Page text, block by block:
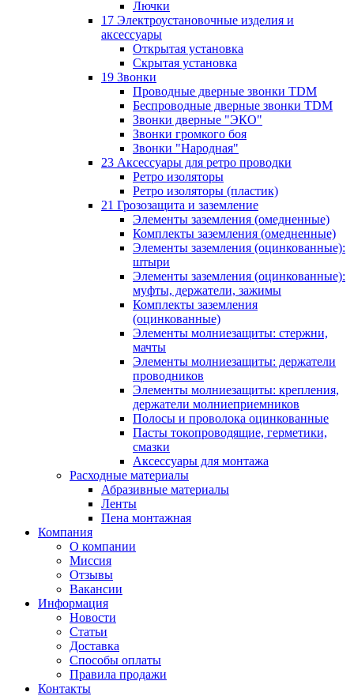
Лючки
17 Электроустановочные изделия и
аксессуары
Открытая установка
Скрытая установка
19 Звонки
Проводные дверные звонки TDM
Беспроводные дверные звонки TDM
Звонки дверные "ЭКО"
Звонки громкого боя
Звонки "Народная"
23 Аксессуары для ретро проводки
Ретро изоляторы
Ретро изоляторы (пластик)
21 Грозозащита и заземление
Элементы заземления (омедненные)
Комплекты заземления (омедненные)
Элементы заземления (оцинкованные):
штыри
Элементы заземления (оцинкованные):
муфты, держатели, зажимы
Комплекты заземления
(оцинкованные)
Элементы молниезащиты: стержни,
мачты
Элементы молниезащиты: держатели
проводников
Элементы молниезащиты: крепления,
держатели молниеприемников
Полосы и проволока оцинкованные
Пасты токопроводящие, герметики,
смазки
Аксессуары для монтажа
Расходные материалы
Абразивные материалы
Ленты
Пена монтажная
Компания
О компании
Миссия
Отзывы
Вакансии
Информация
Новости
Статьи
Доставка
Способы оплаты
Правила продажи
Контакты